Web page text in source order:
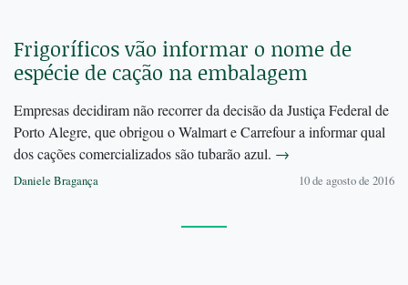
Frigoríficos vão informar o nome de
espécie de cação na embalagem
Empresas decidiram não recorrer da decisão da Justiça Federal de
Porto Alegre, que obrigou o Walmart e Carrefour a informar qual
dos cações comercializados são tubarão azul. →
Daniele Bragança 10 de agosto de 2016